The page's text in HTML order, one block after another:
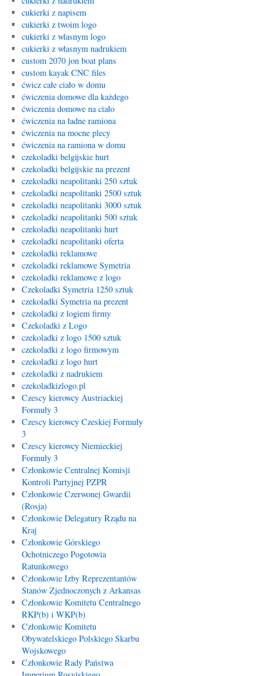
cukierki z napisem
cukierki z twoim logo
cukierki z wlasnym logo
cukierki z własnym nadrukiem
custom 2070 jon boat plans
custom kayak CNC files
ćwicz całe ciało w domu
ćwiczenia domowe dla każdego
ćwiczenia domowe na ciało
ćwiczenia na ładne ramiona
ćwiczenia na mocne plecy
ćwiczenia na ramiona w domu
czekoladki belgijskie hurt
czekoladki belgijskie na prezent
czekoladki neapolitanki 250 sztuk
czekoladki neapolitanki 2500 sztuk
czekoladki neapolitanki 3000 sztuk
czekoladki neapolitanki 500 sztuk
czekoladki neapolitanki hurt
czekoladki neapolitanki oferta
czekoladki reklamowe
czekoladki reklamowe Symetria
czekoladki reklamowe z logo
Czekoladki Symetria 1250 sztuk
czekoladki Symetria na prezent
czekoladki z logiem firmy
Czekoladki z Logo
czekoladki z logo 1500 sztuk
czekoladki z logo firmowym
czekoladki z logo hurt
czekoladki z nadrukiem
czekoladkizlogo.pl
Czescy kierowcy Austriackiej
Formuły 3
Czescy kierowcy Czeskiej Formuły
3
Czescy kierowcy Niemieckiej
Formuły 3
Członkowie Centralnej Komisji
Kontroli Partyjnej PZPR
Członkowie Czerwonej Gwardii
(Rosja)
Członkowie Delegatury Rządu na
Kraj
Członkowie Górskiego
Ochotniczego Pogotowia
Ratunkowego
Członkowie Izby Reprezentantów
Stanów Zjednoczonych z Arkansas
Członkowie Komitetu Centralnego
RKP(b) i WKP(b)
Członkowie Komitetu
Obywatelskiego Polskiego Skarbu
Wojskowego
Członkowie Rady Państwa